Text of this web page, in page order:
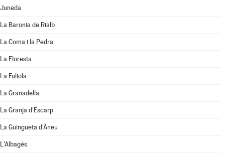
Juneda
La Baronia de Rialb
La Coma i la Pedra
La Floresta
La Fuliola
La Granadella
La Granja d'Escarp
La Guingueta d'Àneu
L'Albagés